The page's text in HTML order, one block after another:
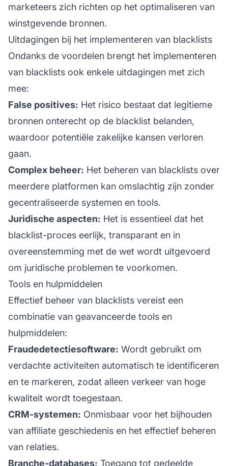
marketeers zich richten op het optimaliseren van
winstgevende bronnen.
Uitdagingen bij het implementeren van blacklists
Ondanks de voordelen brengt het implementeren
van blacklists ook enkele uitdagingen met zich
mee:
False positives: Het risico bestaat dat legitieme
bronnen onterecht op de blacklist belanden,
waardoor potentiële zakelijke kansen verloren
gaan.
Complex beheer: Het beheren van blacklists over
meerdere platformen kan omslachtig zijn zonder
gecentraliseerde systemen en tools.
Juridische aspecten: Het is essentieel dat het
blacklist-proces eerlijk, transparant en in
overeenstemming met de wet wordt uitgevoerd
om juridische problemen te voorkomen.
Tools en hulpmiddelen
Effectief beheer van blacklists vereist een
combinatie van geavanceerde tools en
hulpmiddelen:
Fraudedetectiesoftware: Wordt gebruikt om
verdachte activiteiten automatisch te identificeren
en te markeren, zodat alleen verkeer van hoge
kwaliteit wordt toegestaan.
CRM-systemen: Onmisbaar voor het bijhouden
van affiliate geschiedenis en het effectief beheren
van relaties.
Branche-databases: Toegang tot gedeelde